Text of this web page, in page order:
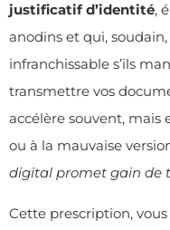
justificatif d’identité,
anodins et qui,
infranchissable s’ils
transmettre vos
accélère souvent, mais
ou à la mauvaise
digital promet gain de
Cette prescription,